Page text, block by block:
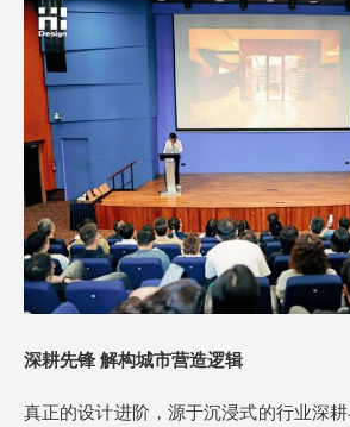
深耕先锋 解构城市营造逻辑
真正的设计进阶，源于沉浸式的行业深